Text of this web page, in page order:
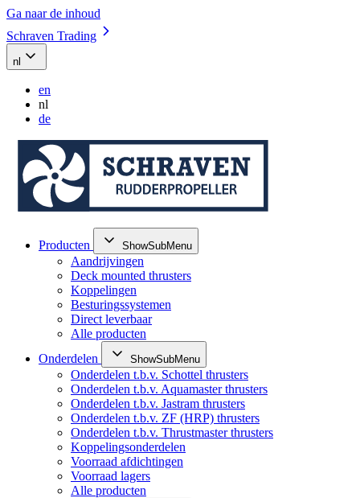
Ga naar de inhoud
Schraven Trading
nl
en
nl
de
Producten ShowSubMenu
Aandrijvingen
Deck mounted thrusters
Koppelingen
Besturingssystemen
Direct leverbaar
Alle producten
Onderdelen
ShowSubMenu
Onderdelen t.b.v. Schottel thrusters
Onderdelen t.b.v. Aquamaster thrusters
Onderdelen t.b.v. Jastram thrusters
Onderdelen t.b.v. ZF (HRP) thrusters
Onderdelen t.b.v. Thrustmaster thrusters
Koppelingsonderdelen
Voorraad afdichtingen
Voorraad lagers
Alle producten